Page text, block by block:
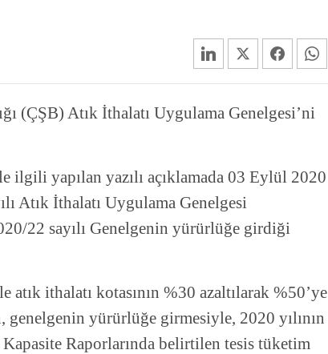
(ÇŞB) Atık İthalatı Uygulama Genelgesi’ni
ilgili yapılan yazılı açıklamada 03 Eylül 2020
Atık İthalatı Uygulama Genelgesi
22 sayılı Genelgenin yürürlüğe girdiği
atık ithalatı kotasının %30 azaltılarak %50’ye
yürürlüğe girmesiyle, 2020 yılının
Raporlarında belirtilen tesis tüketim